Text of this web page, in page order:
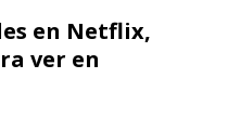
en Netflix,
ver en